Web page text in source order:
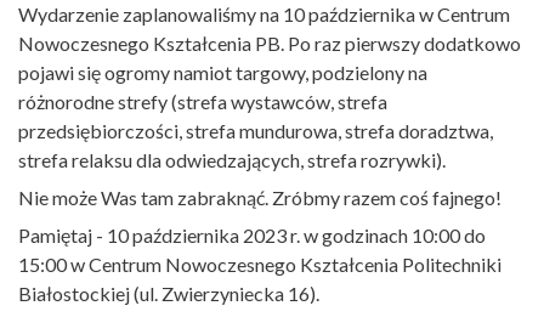
Wydarzenie zaplanowaliśmy na 10 października w Centrum
Nowoczesnego Kształcenia PB. Po raz pierwszy dodatkowo
pojawi się ogromy namiot targowy, podzielony na
różnorodne strefy (strefa wystawców, strefa
przedsiębiorczości, strefa mundurowa, strefa doradztwa,
strefa relaksu dla odwiedzających, strefa rozrywki).
Nie może Was tam zabraknąć. Zróbmy razem coś fajnego!
Pamiętaj - 10 października 2023 r. w godzinach 10:00 do
15:00 w Centrum Nowoczesnego Kształcenia Politechniki
Białostockiej (ul. Zwierzyniecka 16).